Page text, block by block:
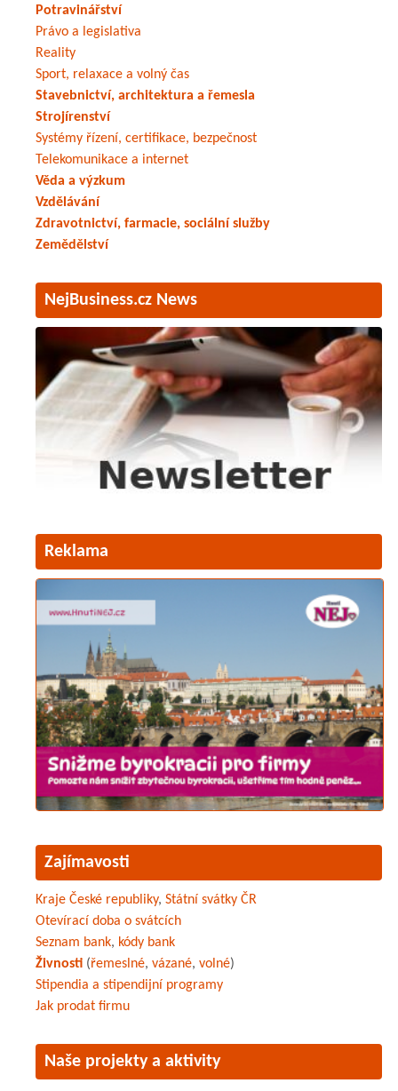
Potravinářství
Právo a legislativa
Reality
Sport, relaxace a volný čas
Stavebnictví, architektura a řemesla
Strojírenství
Systémy řízení, certifikace, bezpečnost
Telekomunikace a internet
Věda a výzkum
Vzdělávání
Zdravotnictví, farmacie, sociální služby
Zemědělství
NejBusiness.cz News
Reklama
Zajímavosti
Kraje České republiky, Státní svátky ČR
Otevírací doba o svátcích
Seznam bank, kódy bank
Živnosti (řemeslné, vázané, volné)
Stipendia a stipendijní programy
Jak prodat firmu
Naše projekty a aktivity